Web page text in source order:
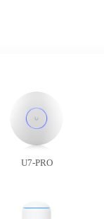
U7-PRO